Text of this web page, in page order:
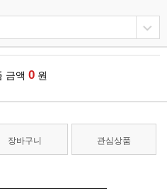
금액 0 원
장바구니 관심상품